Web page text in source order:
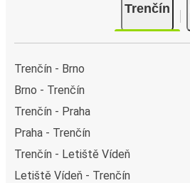
Trenčín
Trenčín - Brno
Brno - Trenčín
Trenčín - Praha
Praha - Trenčín
Trenčín - Letiště Vídeň
Letiště Vídeň - Trenčín